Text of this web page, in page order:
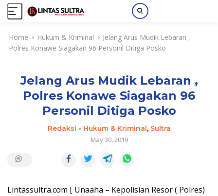
Home Hukum & Kriminal
Jelang Arus Mudik Lebaran ,
Polres Konawe Siagakan 96 Personil Ditiga Posko
Jelang Arus Mudik Lebaran ,
Polres Konawe Siagakan 96
Personil Ditiga Posko
Redaksi - Hukum & Kriminal, Sultra
May 30, 2019
Lintassultra.com [ Unaaha – Kepolisian Resor ( Polres)